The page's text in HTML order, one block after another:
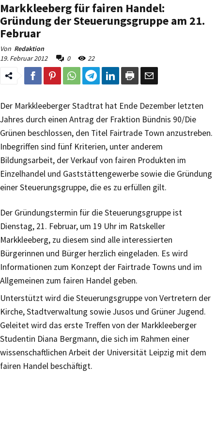
Markkleeberg für fairen Handel:
Gründung der Steuerungsgruppe am 21.
Februar
Von Redaktion
19. Februar 2012
0 22
Der Markkleeberger Stadtrat hat Ende Dezember letzten
Jahres durch einen Antrag der Fraktion Bündnis 90/Die
Grünen beschlossen, den Titel Fairtrade Town anzustreben.
Inbegriffen sind fünf Kriterien, unter anderem
Bildungsarbeit, der Verkauf von fairen Produkten im
Einzelhandel und Gaststättengewerbe sowie die Gründung
einer Steuerungsgruppe, die es zu erfüllen gilt.
Der Gründungstermin für die Steuerungsgruppe ist
Dienstag, 21. Februar, um 19 Uhr im Ratskeller
Markkleeberg, zu diesem sind alle interessierten
Bürgerinnen und Bürger herzlich eingeladen. Es wird
Informationen zum Konzept der Fairtrade Towns und im
Allgemeinen zum fairen Handel geben.
Unterstützt wird die Steuerungsgruppe von Vertretern der
Kirche, Stadtverwaltung sowie Jusos und Grüner Jugend.
Geleitet wird das erste Treffen von der Markkleeberger
Studentin Diana Bergmann, die sich im Rahmen einer
wissenschaftlichen Arbeit der Universität Leipzig mit dem
fairen Handel beschäftigt.